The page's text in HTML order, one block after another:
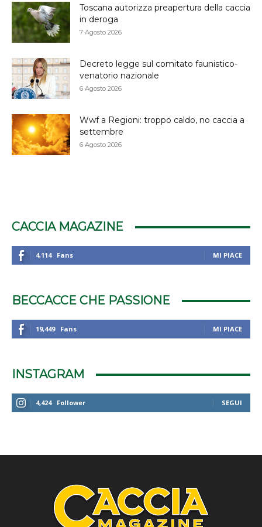
Toscana autorizza preapertura della caccia
in deroga
7 Agosto 2026
Decreto legge sul comitato faunistico-
venatorio nazionale
6 Agosto 2026
Wwf a Regioni: troppo caldo, no caccia a
settembre
6 Agosto 2026
CACCIA MAGAZINE
4,114 Fans MI PIACE
BECCACCE CHE PASSIONE
19,449 Fans MI PIACE
INSTAGRAM
4,424 Follower SEGUI